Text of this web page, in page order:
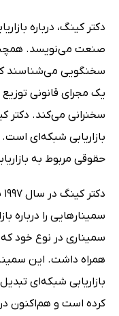
دکتر کینگ، درباره
صنعت می‌نویسد.
سخنگویی می‌شناسند که
یک مجرای قانونی
سخنرانی می‌کند. دکتر
بازاریابی شبکه‌ای
حقوقی مربوط به
سمینارهایی را درباره
سمیناری در نوع خود
همراه داشت. این
بازاریابی شبکه‌ای
کرده است و هم‌‌اکنون